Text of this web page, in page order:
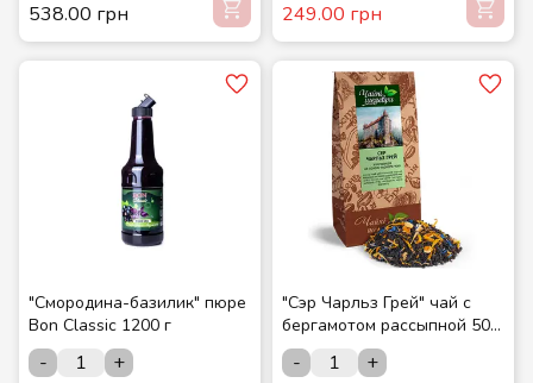
538.00 грн
249.00 грн
"Смородина-базилик" пюре
Bon Classic 1200 г
-
+
"Сэр Чарльз Грей" чай с
бергамотом рассыпной 500
гр. Композиция на основе
чёрного чая ТМ Чайные
-
+